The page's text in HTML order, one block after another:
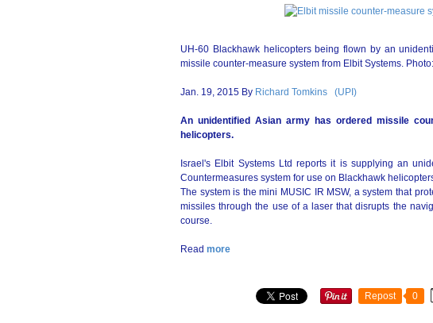
UH-60 Blackhawk helicopters being flown by an
missile counter-measure system from Elbit Systems.
Jan. 19, 2015 By Richard Tomkins (UPI)
An unidentified Asian army has ordered missile
helicopters.
Israel's Elbit Systems Ltd reports it is supplying an
Countermeasures system for use on Blackhawk
The system is the mini MUSIC IR MSW, a system that
missiles through the use of a laser that disrupts the
course.
Read more
Repost 0